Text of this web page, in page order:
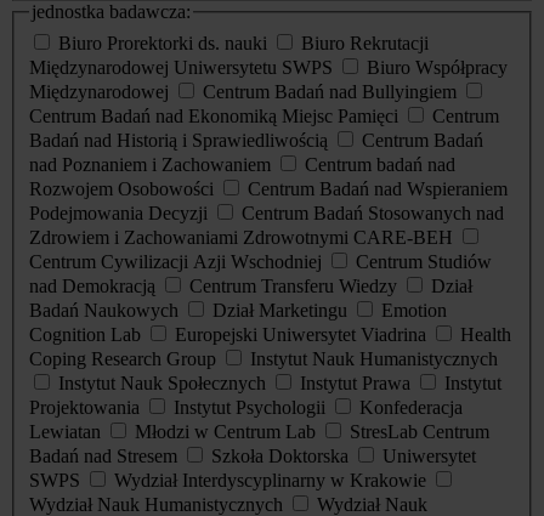
jednostka badawcza:
Biuro Prorektorki ds. nauki
Biuro Rekrutacji
Międzynarodowej Uniwersytetu SWPS
Biuro Współpracy
Międzynarodowej
Centrum Badań nad Bullyingiem
Centrum Badań nad Ekonomiką Miejsc Pamięci
Centrum
Badań nad Historią i Sprawiedliwością
Centrum Badań
nad Poznaniem i Zachowaniem
Centrum badań nad
Rozwojem Osobowości
Centrum Badań nad Wspieraniem
Podejmowania Decyzji
Centrum Badań Stosowanych nad
Zdrowiem i Zachowaniami Zdrowotnymi CARE-BEH
Centrum Cywilizacji Azji Wschodniej
Centrum Studiów
nad Demokracją
Centrum Transferu Wiedzy
Dział
Badań Naukowych
Dział Marketingu
Emotion
Cognition Lab
Europejski Uniwersytet Viadrina
Health
Coping Research Group
Instytut Nauk Humanistycznych
Instytut Nauk Społecznych
Instytut Prawa
Instytut
Projektowania
Instytut Psychologii
Konfederacja
Lewiatan
Młodzi w Centrum Lab
StresLab Centrum
Badań nad Stresem
Szkoła Doktorska
Uniwersytet
SWPS
Wydział Interdyscyplinarny w Krakowie
Wydział Nauk Humanistycznych
Wydział Nauk